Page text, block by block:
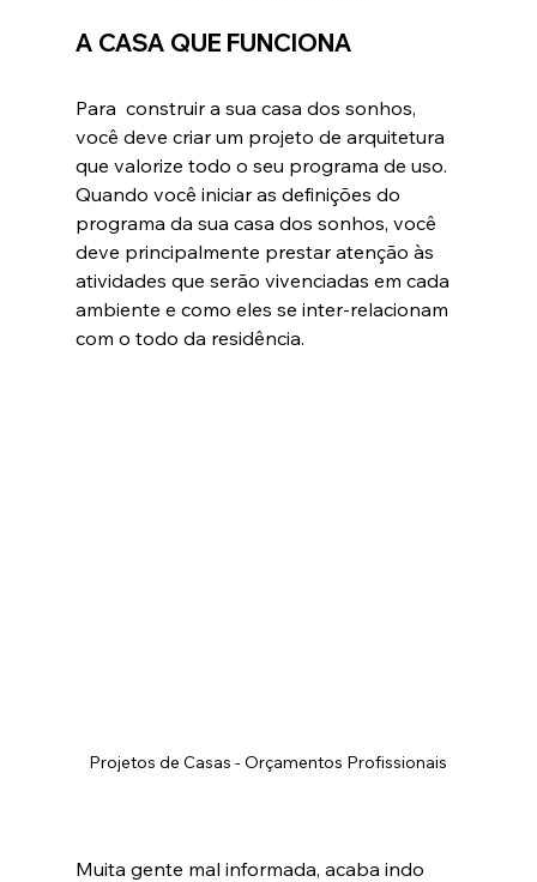
A CASA QUE FUNCIONA
Para  construir a sua casa dos sonhos,
você deve criar um projeto de arquitetura
que valorize todo o seu programa de uso.
Quando você iniciar as definições do
programa da sua casa dos sonhos, você
deve principalmente prestar atenção às
atividades que serão vivenciadas em cada
ambiente e como eles se inter-relacionam
com o todo da residência.
Projetos de Casas - Orçamentos Profissionais
Muita gente mal informada, acaba indo